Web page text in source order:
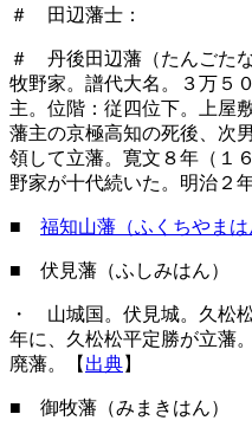
＃ 田辺藩士：
＃ 丹後田辺藩（たんごた
牧野家。譜代大名。３万５
主。位階：従四位下。上屋
藩主の京極高知の死後、次
領して立藩。寛文８年（１
野家が十代続いた。明治２
■ 福知山藩（ふくちやまは
■ 伏見藩（ふしみはん）
・ 山城国。伏見城。久松
年に、久松松平定勝が立藩
廃藩。【 出典】
■ 御牧藩（みまきはん）